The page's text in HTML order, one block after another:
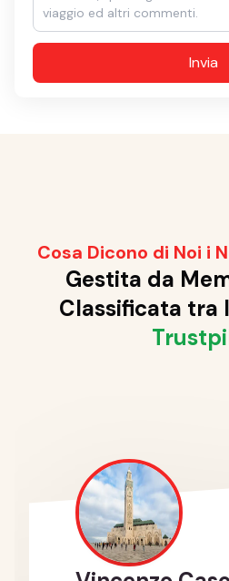
Invia
Cosa Dicono di Noi i
Gestita da
Classificata tra